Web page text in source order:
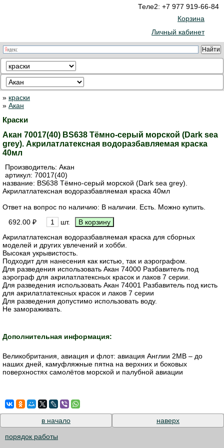
Теле2: +7 977 919-66-84
Корзина
Личный кабинет
» краски
» Акан
Краски
Акан 70017(40) BS638 Тёмно-серый морской (Dark sea
grey). Акрилатлатексная водоразбавляемая краска
40мл
Производитель: Акан
артикул: 70017(40)
название: BS638 Тёмно-серый морской (Dark sea grey).
Акрилатлатексная водоразбавляемая краска 40мл
Ответ на вопрос по наличию: В наличии. Есть. Можно купить.
692.00 ₽
шт.
Акрилатлатексная водоразбавляемая краска для сборных
моделей и других увлечений и хобби.
Высокая укрывистость.
Подходит для нанесения как кистью, так и аэрографом.
Для разведения использовать Акан 74000 Разбавитель под
аэрограф для акрилатлатексных красок и лаков 7 серии.
Для разведения использовать Акан 74001 Разбавитель под кисть
для акрилатлатексных красок и лаков 7 серии
Для разведения допустимо использовать воду.
Не замораживать.
Дополнительная информация:
Великобритания, авиация и флот: авиация Англии 2МВ – до
наших дней, камуфляжные пятна на верхних и боковых
поверхностях самолётов морской и палубной авиации
в начало
наверх
порядок работы